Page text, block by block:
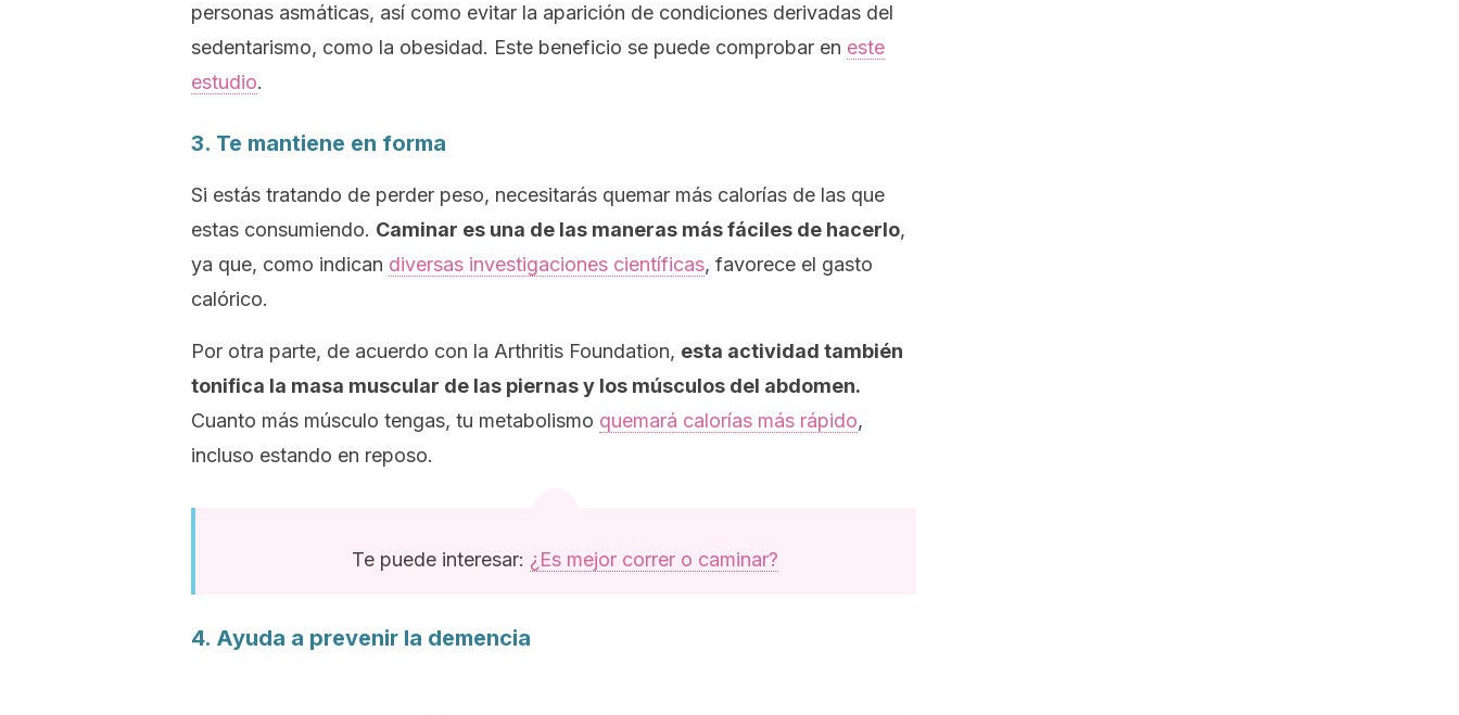
personas asmáticas, así como evitar la aparición de condiciones derivadas del
sedentarismo, como la obesidad. Este beneficio se puede comprobar en este
estudio.
3. Te mantiene en forma
Si estás tratando de perder peso, necesitarás quemar más calorías de las que
estas consumiendo. Caminar es una de las maneras más fáciles de hacerlo,
ya que, como indican diversas investigaciones científicas, favorece el gasto
calórico.
Por otra parte, de acuerdo con la Arthritis Foundation, esta actividad también
tonifica la masa muscular de las piernas y los músculos del abdomen.
Cuanto más músculo tengas, tu metabolismo quemará calorías más rápido,
incluso estando en reposo.
Te puede interesar: ¿Es mejor correr o caminar?
4. Ayuda a prevenir la demencia